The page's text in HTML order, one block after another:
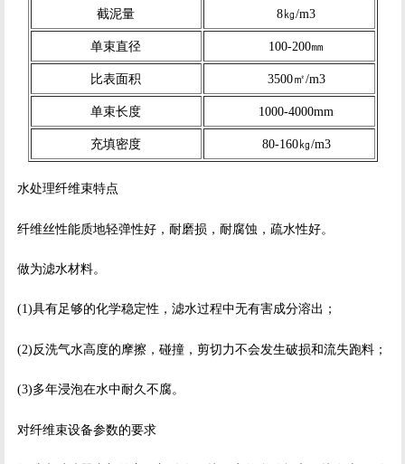
截泥量 8㎏/m3
单束直径 100-200㎜
比表面积 3500㎡/m3
单束长度 1000-4000mm
充填密度 80-160㎏/m3
水处理纤维束特点
纤维丝性能质地轻弹性好，耐磨损，耐腐蚀，疏水性好。
做为滤水材料。
(1)具有足够的化学稳定性，滤水过程中无有害成分溶出；
(2)反洗气水高度的摩擦，碰撞，剪切力不会发生破损和流失跑料；
(3)多年浸泡在水中耐久不腐。
对纤维束设备参数的要求